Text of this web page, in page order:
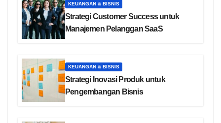
KEUANGAN & BISNIS
Strategi Customer Success untuk
Manajemen Pelanggan SaaS
KEUANGAN & BISNIS
Strategi Inovasi Produk untuk
Pengembangan Bisnis